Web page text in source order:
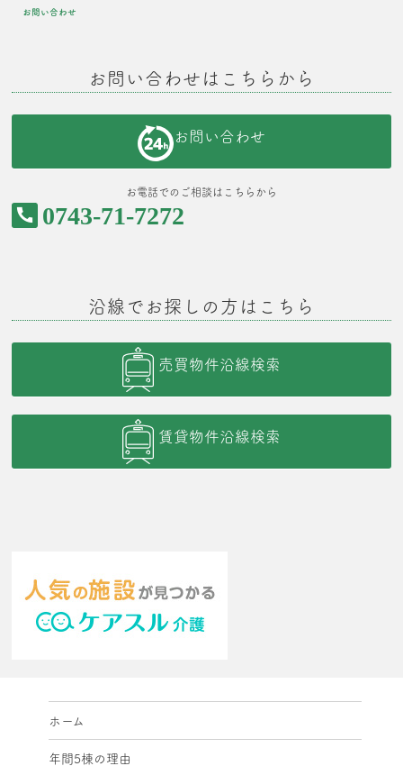
お問い合わせ
お問い合わせはこちらから
お問い合わせ
お電話でのご相談はこちらから
0743-71-7272
沿線でお探しの方はこちら
売買物件沿線検索
賃貸物件沿線検索
ホーム
年間5棟の理由